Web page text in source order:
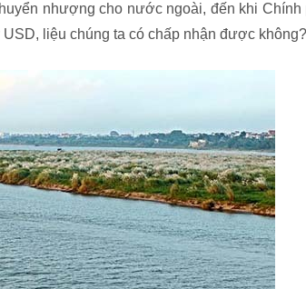
nhượng cho nước ngoài, đến khi Chính
liệu chúng ta có chấp nhận được không?